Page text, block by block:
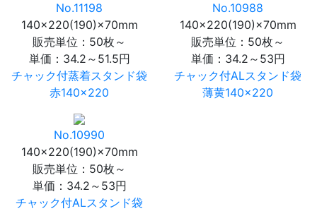
No.11198
140×220(190)×70mm
販売単位：50枚～
単価： 34.2～51.5円
チャック付蒸着スタンド袋
赤140×220
No.10988
140×220(190)×70mm
販売単位：50枚～
単価： 34.2～53円
チャック付ALスタンド袋
薄黄140×220
No.10990
140×220(190)×70mm
販売単位：50枚～
単価： 34.2～53円
チャック付ALスタンド袋